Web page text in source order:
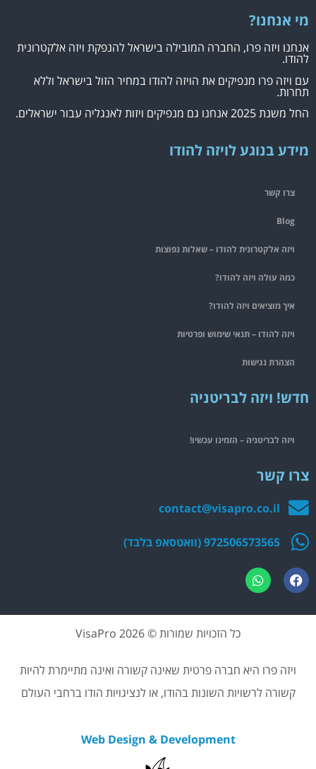
מי אנחנו?
אנחנו ויזה פרו, החברה המובילה בישראל להנפקת ויזה אלקטרונית
להודו.
עם ויזה פרו מנפיקים את הויזה להודו במחיר הזול בישראל וללא
תחרות.
החל משנת 2025 אנחנו גם מנפיקים ויזות לאנגליה עבור ישראלים.
מידע בנוגע לויזה להודו
צרו קשר
Blog
ויזה אלקטרונית להודו – שאלות נפוצות
כמה עולה ויזה להודו?
איך מוציאים ויזה להודו?
ויזה להודו – תנאי שימוש ופרטיות
הצהרת נגישות
חדש! ויזה לבריטניה
ויזה לבריטניה – הזמינו עכשיו!
צרו קשר
contact@visapro.co.il
972506573565 (וואטסאפ בלבד)
כל הזכויות שמורות © 2026 VisaPro
ויזה פרו היא חברה פרטית שאינה קשורה ואינה מתיימרת להיות
קשורה לרשויות השונות בהודו, או לנציגויות הודו ברחבי העולם
Web Design & Development